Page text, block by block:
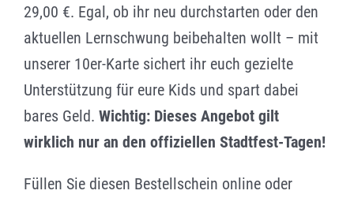
29,00 €. Egal, ob ihr neu durchstarten oder den
aktuellen Lernschwung beibehalten wollt – mit
unserer 10er-Karte sichert ihr euch gezielte
Unterstützung für eure Kids und spart dabei
bares Geld. Wichtig: Dieses Angebot gilt
wirklich nur an den offiziellen Stadtfest-Tagen!
Füllen Sie diesen Bestellschein online oder